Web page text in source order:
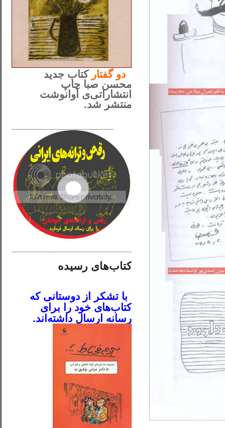
دوگفتار کتاب جدید
محسن صبا چاپ
انتشاراتی‌ی آوانوشت
منتشر شد.
کتاب‌های رسیده
با تشکر از دوستانی که
کتاب‌های خود را برای
رسانه ارسال داشته‌اند.